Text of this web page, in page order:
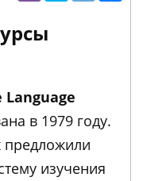
в 1979 году.
изучения